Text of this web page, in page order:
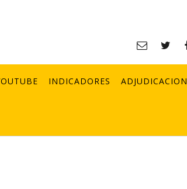
INDICADORES ADJUDICACION